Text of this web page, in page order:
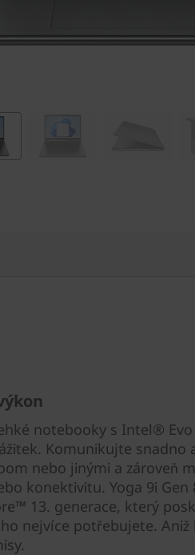
notebooky s Intel®
Komunikujte snadno
nebo jinými a zároveň
konektivitu. Yoga 9i
13. generace, který
nejvíce potřebujete.